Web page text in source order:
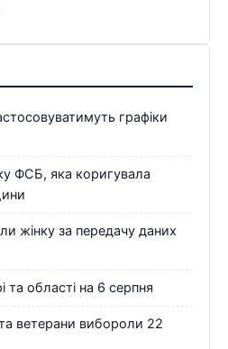
графіки
ФСБ, яка коригувала
жінку за передачу даних
та області на 6 серпня
та ветерани вибороли 22